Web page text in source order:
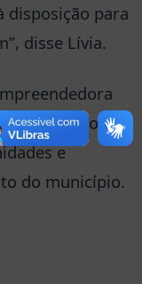
disposição para
disse Lívia.
levando
e
do município.